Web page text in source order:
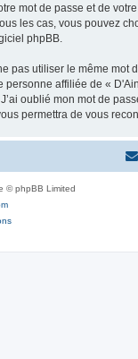
mot de passe et de
les cas, vous pouvez
phpBB.
utiliser le même mot
affiliée de «
oublié mon mot de
permettra de vous
© phpBB Limited